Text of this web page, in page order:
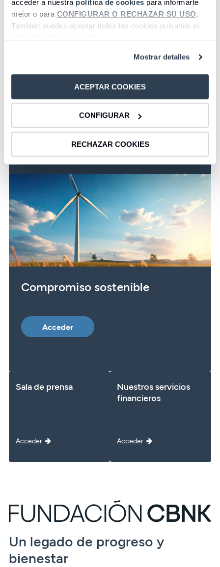
acceder a nuestra política de cookies para informarte
mejor o para CONFIGURAR O RECHAZAR SU USO.
También puedes aceptar todas las cookies pulsando el
Mostrar detalles
ACEPTAR COOKIES
CONFIGURAR
RECHAZAR COOKIES
Información Corporativa
Acceder
Compromiso sostenible
Acceder
Sala de prensa
Acceder
Nuestros servicios
financieros
Acceder
Un legado de progreso y
bienestar